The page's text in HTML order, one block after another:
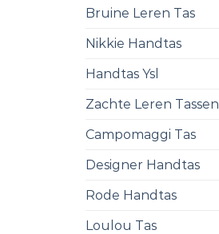
Bruine Leren Tas
Nikkie Handtas
Handtas Ysl
Zachte Leren Tassen
Campomaggi Tas
Designer Handtas
Rode Handtas
Loulou Tas